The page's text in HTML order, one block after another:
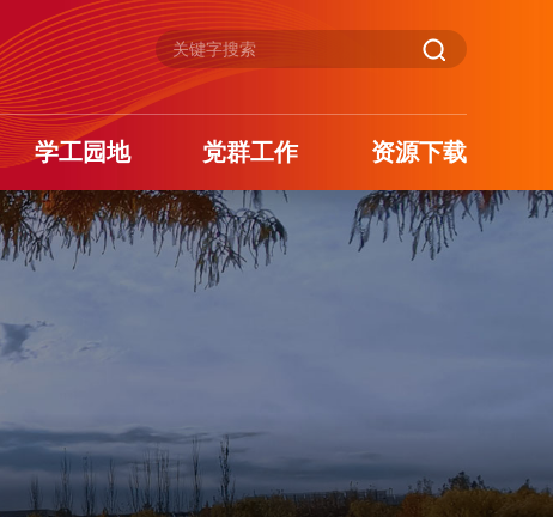
学工园地 党群工作 资源下载